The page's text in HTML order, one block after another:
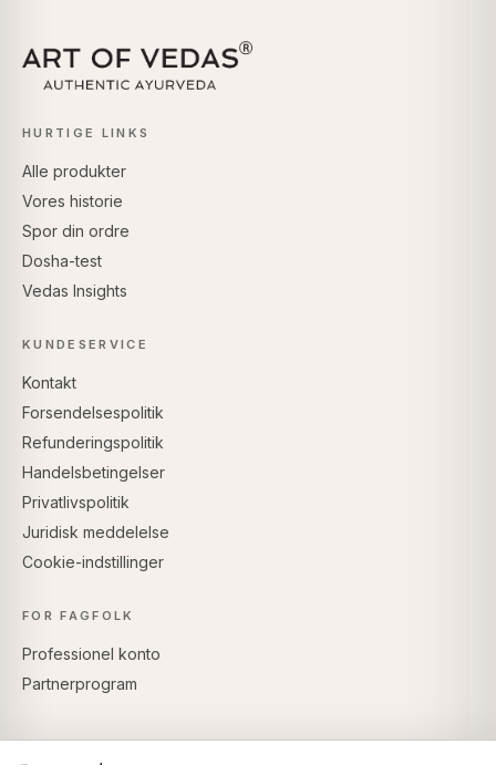
HURTIGE LINKS
Alle produkter
Vores historie
Spor din ordre
Dosha-test
Vedas Insights
KUNDESERVICE
Kontakt
Forsendelsespolitik
Refunderingspolitik
Handelsbetingelser
Privatlivspolitik
Juridisk meddelelse
Cookie-indstillinger
FOR FAGFOLK
Professionel konto
Partnerprogram